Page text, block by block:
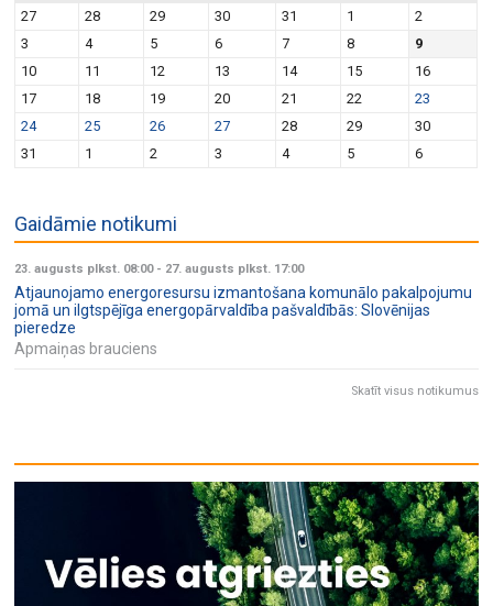
27 28 29 30 31 1
2
3
4 5 6 7 8
9
10
11 12 13 14 15
16
17
18 19 20 21 22
23
24
25 26 27 28 29
30
31
1 2 3 4 5 6
Gaidāmie notikumi
23. augusts plkst. 08:00- 27. augusts plkst. 17:00
Atjaunojamo energoresursu izmantošana komunālo pakalpojumu
jomā un ilgtspējīga energopārvaldība pašvaldībās: Slovēnijas
pieredze
Apmaiņas brauciens
Skatīt visus notikumus